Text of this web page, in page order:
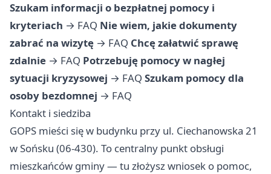
Szukam informacji o bezpłatnej pomocy i
kryteriach → FAQ Nie wiem, jakie dokumenty
zabrać na wizytę → FAQ Chcę załatwić sprawę
zdalnie → FAQ Potrzebuję pomocy w nagłej
sytuacji kryzysowej → FAQ Szukam pomocy dla
osoby bezdomnej → FAQ
Kontakt i siedziba
GOPS mieści się w budynku przy ul. Ciechanowska 21
w Sońsku (06-430). To centralny punkt obsługi
mieszkańców gminy — tu złożysz wniosek o pomoc,